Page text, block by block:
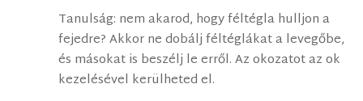
Tanulság: nem akarod, hogy féltégla hulljon a
fejedre? Akkor ne dobálj féltéglákat a levegőbe,
és másokat is beszélj le erről. Az okozatot az ok
kezelésével kerülheted el.